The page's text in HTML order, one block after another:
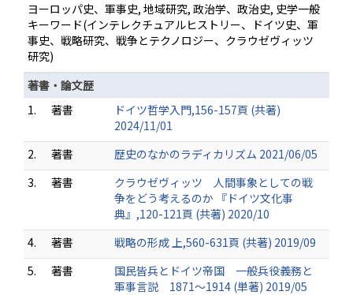
ヨーロッパ史、軍事史, 地域研究, 政治学、政治史, 史学一般
キーワード(インテレクチュアルヒストリー、ドイツ史、軍
事史、戦略研究、戦争とテクノロジー、クラウゼヴィッツ
研究)
著書・論文歴
1.
著書
ドイツ哲学入門,156-157頁 (共著)
2024/11/01
2.
著書
歴史のなかのラディカリズム 2021/06/05
3.
著書
クラウゼヴィッツ 人間事象としての戦
争をどう考えるのか 『ドイツ文化事
典』,120-121頁 (共著) 2020/10
4.
著書
戦略の形成 上,560-631頁 (共著) 2019/09
5.
著書
国民皆兵とドイツ帝国 一般兵役義務と
軍事言説 1871～1914 (単著) 2019/05